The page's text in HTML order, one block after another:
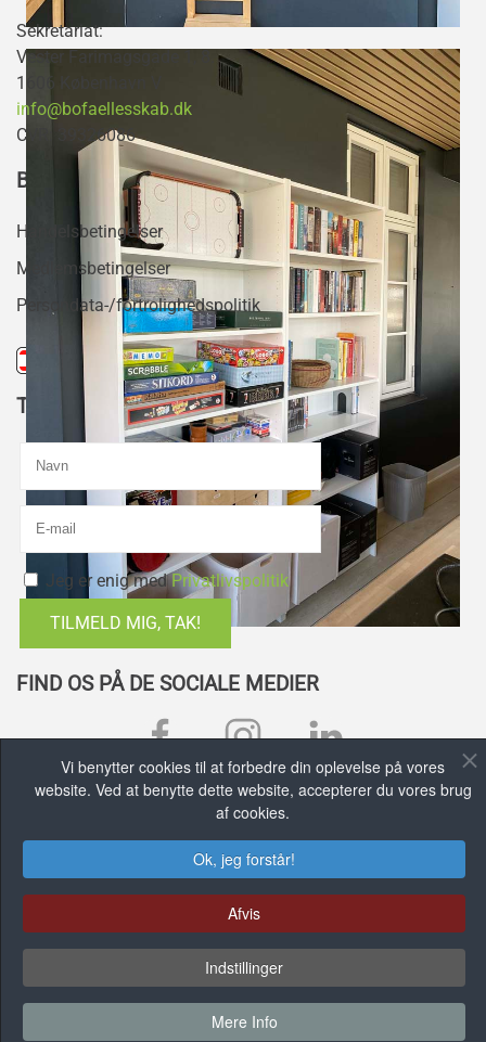
Vi benytter cookies til at forbedre din oplevelse på vores
website. Ved at benytte dette website, accepterer du vores brug
af cookies.
Ok, jeg forstår!
Afvis
Indstillinger
Mere Info
Sekretariat:
Vester Farimagsgade 1, 8.
1606 København V
info@bofaellesskab.dk
CVR: 39326086
BETINGELSER
Handelsbetingelser
Medlemsbetingelser
Persondata-/fortrolighedspolitik
TILMELDING TIL NYHEDSBREVET
Jeg er enig medPrivatlivspolitik
TILMELD MIG, TAK!
FIND OS PÅ DE SOCIALE MEDIER
FACEBOOK GRUPPE